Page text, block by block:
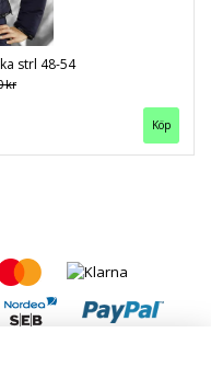
strl 48-54
kr
Köp